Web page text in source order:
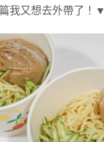
我又想去外帶了！▼